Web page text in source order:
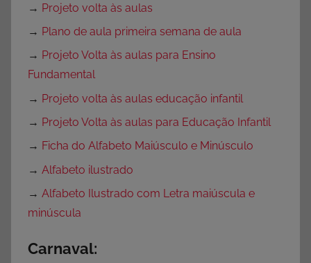
→ Projeto volta às aulas
→ Plano de aula primeira semana de aula
→ Projeto Volta às aulas para Ensino
Fundamental
→ Projeto volta às aulas educação infantil
→ Projeto Volta às aulas para Educação Infantil
→ Ficha do Alfabeto Maiúsculo e Minúsculo
→ Alfabeto ilustrado
→ Alfabeto Ilustrado com Letra maiúscula e
minúscula
Carnaval: